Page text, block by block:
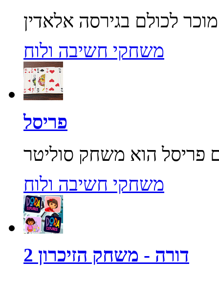
משחקי חשיבה ולוח
פריסל
משחקי חשיבה ולוח
דורה - משחק הזיכרון 2